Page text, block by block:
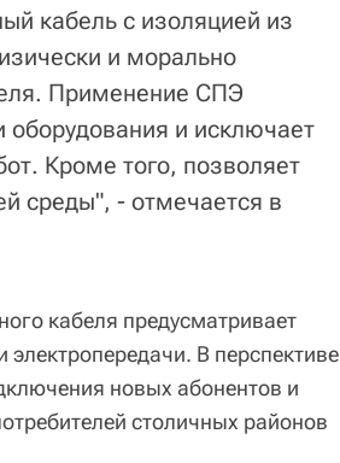
кабель с изоляцией из
и морально
Применение СПЭ
оборудования и исключает
Кроме того, позволяет
среды", - отмечается в
кабеля предусматривает
электропередачи. В перспективе
новых абонентов и
столичных районов